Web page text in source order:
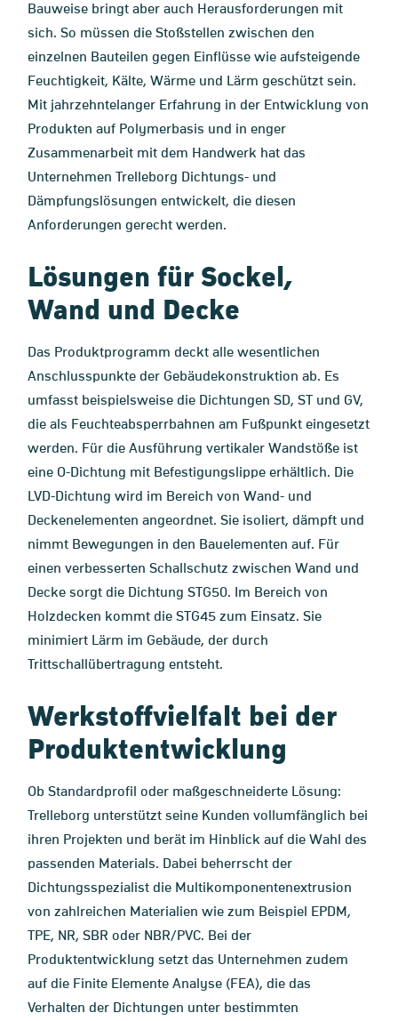
Bauweise bringt aber auch Herausforderungen mit
sich. So müssen die Stoßstellen zwischen den
einzelnen Bauteilen gegen Einflüsse wie aufsteigende
Feuchtigkeit, Kälte, Wärme und Lärm geschützt sein.
Mit jahrzehntelanger Erfahrung in der Entwicklung von
Produkten auf Polymerbasis und in enger
Zusammenarbeit mit dem Handwerk hat das
Unternehmen Trelleborg Dichtungs- und
Dämpfungslösungen entwickelt, die diesen
Anforderungen gerecht werden.
Lösungen für Sockel,
Wand und Decke
Das Produktprogramm deckt alle wesentlichen
Anschlusspunkte der Gebäudekonstruktion ab. Es
umfasst beispielsweise die Dichtungen SD, ST und GV,
die als Feuchteabsperrbahnen am Fußpunkt eingesetzt
werden. Für die Ausführung vertikaler Wandstöße ist
eine O-Dichtung mit Befestigungslippe erhältlich. Die
LVD-Dichtung wird im Bereich von Wand- und
Deckenelementen angeordnet. Sie isoliert, dämpft und
nimmt Bewegungen in den Bauelementen auf. Für
einen verbesserten Schallschutz zwischen Wand und
Decke sorgt die Dichtung STG50. Im Bereich von
Holzdecken kommt die STG45 zum Einsatz. Sie
minimiert Lärm im Gebäude, der durch
Trittschallübertragung entsteht.
Werkstoffvielfalt bei der
Produktentwicklung
Ob Standardprofil oder maßgeschneiderte Lösung:
Trelleborg unterstützt seine Kunden vollumfänglich bei
ihren Projekten und berät im Hinblick auf die Wahl des
passenden Materials. Dabei beherrscht der
Dichtungsspezialist die Multikomponentenextrusion
von zahlreichen Materialien wie zum Beispiel EPDM,
TPE, NR, SBR oder NBR/PVC. Bei der
Produktentwicklung setzt das Unternehmen zudem
auf die Finite Elemente Analyse (FEA), die das
Verhalten der Dichtungen unter bestimmten